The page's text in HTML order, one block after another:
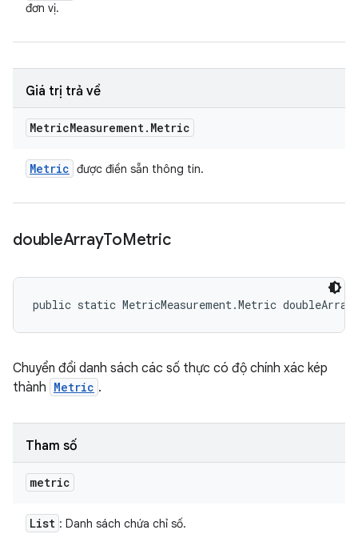
đơn vị.
Giá trị trả về
MetricMeasurement. Metric
Metric được điền sẵn thông tin.
doubleArrayToMetric
public static MetricMeasurement.Metric
Chuyển đổi danh sách các số thực có độ chính xác kép
thành Metric .
Tham số
metric
List : Danh sách chứa chỉ số.